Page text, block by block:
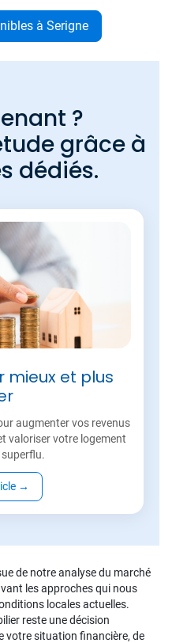
à Serigne
?
grâce à
dédiés.
mieux et plus
augmenter vos revenus
valoriser votre logement
→
de notre analyse du marché
les approches qui nous
locales actuelles.
reste une décision
votre situation financière, de